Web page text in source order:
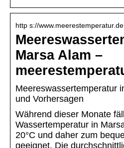
http s://
Marsa Alam –
Meereswassertemperatur
und Vorhersagen
Während dieser Monate
Wassertemperatur in
20°C und daher zum
geeignet. Die